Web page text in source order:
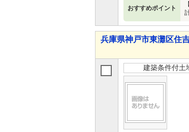
おすすめポイント
兵庫県神戸市東灘区住
建築条件付土